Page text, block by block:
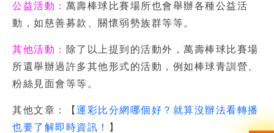
公益活動： 萬壽棒球比賽場所也會舉辦各種公益活
動，如慈善募款、關懷弱勢族群等等。
其他活動：
除了以上提到的活動外，萬壽棒球比賽場
所還舉辦過許多其他形式的活動，例如棒球青訓營、
粉絲見面會等等。
其他文章：【 運彩比分網哪個好？就算沒辦法看轉播
也要了解即時資訊！
】